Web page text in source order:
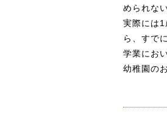
められな
実際には
ら、すで
学業にお
幼稚園の